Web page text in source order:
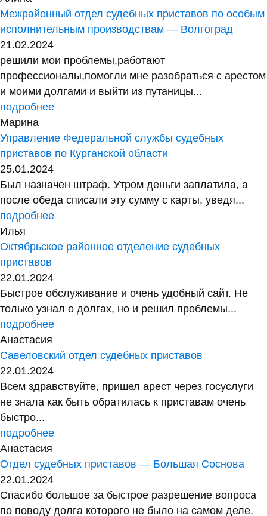
Межрайонный отдел судебных приставов по особым
исполнительным производствам — Волгоград
21.02.2024
решили мои проблемы,работают
профессионалы,помогли мне разобраться с арестом
и моими долгами и выйти из путаницы...
подробнее
Марина
Управление Федеральной службы судебных
приставов по Курганской области
25.01.2024
Был назначен штраф. Утром деньги заплатила, а
после обеда списали эту сумму с карты, уведя...
подробнее
Илья
Октябрьское районное отделение судебных
приставов
22.01.2024
Быстрое обслуживание и очень удобный сайт. Не
только узнал о долгах, но и решил проблемы...
подробнее
Анастасия
Савеловский отдел судебных приставов
22.01.2024
Всем здравствуйте, пришел арест через госуслуги
не знала как быть обратилась к приставам очень
быстро...
подробнее
Анастасия
Отдел судебных приставов — Большая Соснова
22.01.2024
Спасибо большое за быстрое разрешение вопроса
по поводу долга которого не было на самом деле.